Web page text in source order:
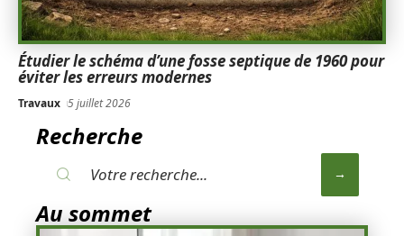
Étudier le schéma d’une fosse septique de 1960 pour
éviter les erreurs modernes
Travaux 5 juillet 2026
Recherche
Au sommet